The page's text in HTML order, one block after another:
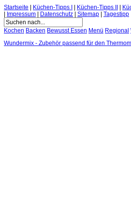
Startseite Küchen-Tipps I Küchen-Tipps II
Impressum Datenschutz Sitemap Tagestipp
Kochen Backen Bewusst Essen Menü Regional
Wundermix - Zubehör passend für den